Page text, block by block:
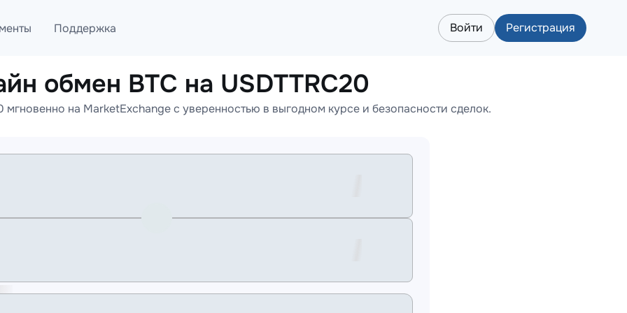
Поддержка
Telegram
Онлайн помощь
Войти Регистрация
обмен BTC на USDTTRC20
мгновенно на MarketExchange с уверенностью в выгодном курсе и безопасности сделок.